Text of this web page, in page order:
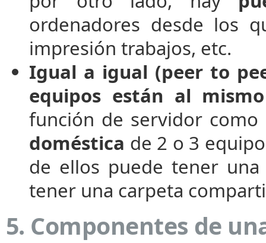
ordenadores desde los
impresión trabajos, etc.
Igual a igual (peer to
equipos están al
función de servidor como
doméstica de 2 o 3
de ellos puede tener
tener una carpeta
5. Componentes de